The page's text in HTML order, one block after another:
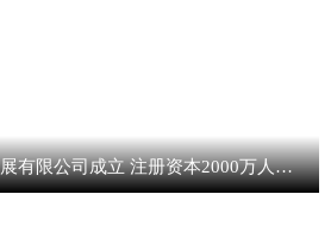
江苏中润丰生物科技发展有限公司成立 注册资本2000万人民币 热点